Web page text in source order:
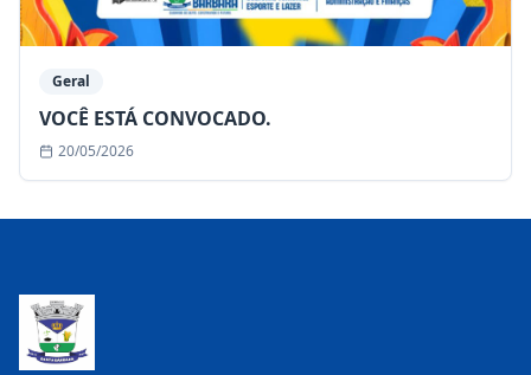
Geral
VOCÊ ESTÁ CONVOCADO.
20/05/2026